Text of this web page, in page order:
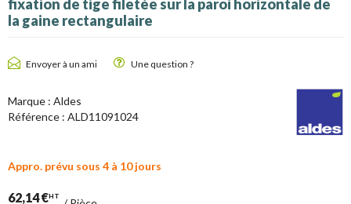
fixation de tige filetée sur la paroi horizontale de
la gaine rectangulaire
Envoyer à un ami Une question ?
Marque : Aldes
Référence : ALD11091024
Appro. prévu sous 4 à 10 jours
62,14 €HT